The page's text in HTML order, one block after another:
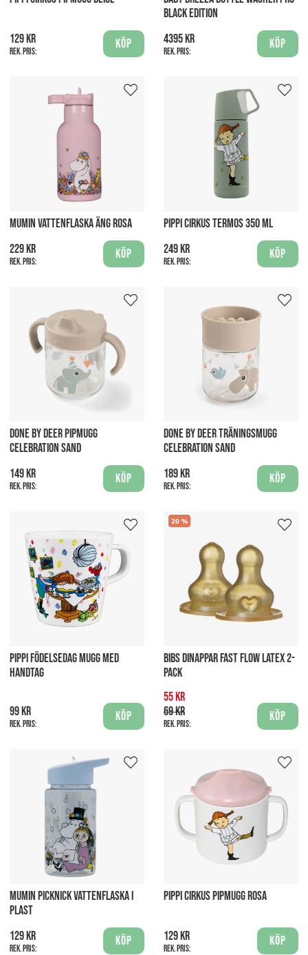
129 kr
Rek. pris:
Köp
BLACK EDITION
4395 kr
Rek. pris:
Köp
MUMIN VATTENFLASKA ÄNG ROSA
229 kr
Rek. pris:
Köp
PIPPI CIRKUS TERMOS 350 ML
249 kr
Rek. pris:
Köp
DONE BY DEER PIPMUGG
CELEBRATION SAND
149 kr
Rek. pris:
Köp
DONE BY DEER TRÄNINGSMUGG
CELEBRATION SAND
189 kr
Rek. pris:
Köp
PIPPI FÖDELSEDAG MUGG MED
HANDTAG
99 kr
Rek. pris:
Köp
20
BIBS DINAPPAR FAST FLOW LATEX 2-
PACK
55 kr
69 kr
Rek. pris:
Köp
MUMIN PICKNICK VATTENFLASKA I
PLAST
129 kr
Rek. pris:
Köp
PIPPI CIRKUS PIPMUGG ROSA
129 kr
Rek. pris:
Köp